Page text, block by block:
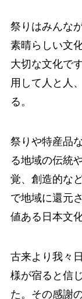
祭りはみんな
素晴らしい文
大切な文化で
用して人と人
る。
祭りや特産品
る地域の伝統
覚、創造的な
で地域に還元
値ある日本文
古来より我々
様が宿ると信
た。その感謝